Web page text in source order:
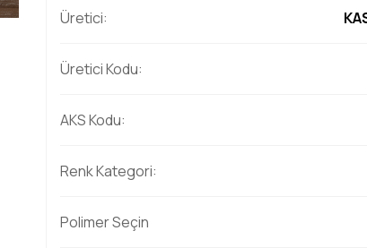
Üretici:
Üretici Kodu:
AKS Kodu:
Renk Kategori:
Polimer Seçin